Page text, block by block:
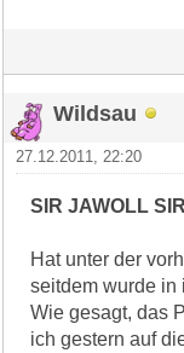
Wildsau
27.12.2011, 22:20
SIR JAWOLL
Hat unter der
seitdem wurde in
Wie gesagt, das
ich gestern auf